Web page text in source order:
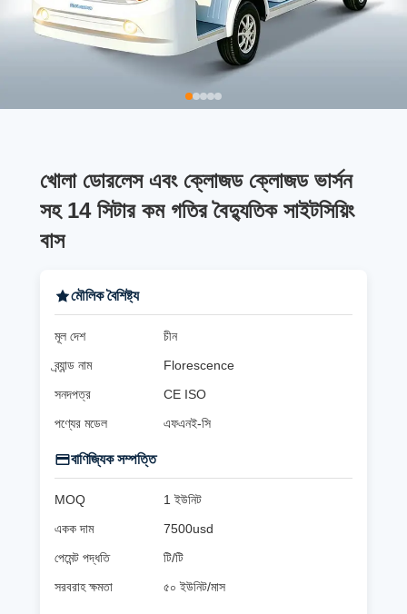
খোলা ডোরলেস এবং ক্লোজড ক্লোজড ভার্সন
সহ 14 সিটার কম গতির বৈদ্যুতিক সাইটসিয়িং
বাস
মৌলিক বৈশিষ্ট্য
মূল দেশ
চীন
ব্র্যান্ড নাম
Florescence
সনদপত্র
CE ISO
পণ্যের মডেল
এফএনই-সি
বাণিজ্যিক সম্পত্তি
MOQ
1 ইউনিট
একক দাম
7500usd
পেমেন্ট পদ্ধতি
টি/টি
সরবরাহ ক্ষমতা
৫০ ইউনিট/মাস